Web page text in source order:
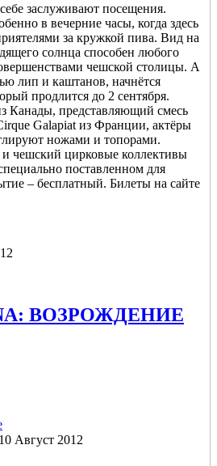
заслуживают посещения.
в вечерние часы, когда здесь
за кружкой пива. Вид на
солнца способен любого
чешской столицы. А
лип и каштанов, начнётся
продлится до 2 сентября.
Канады, представляющий смесь
Galapiat из Франции, актёры
ножами и топорами.
чешский цирковые коллективы
поставленном для
– бесплатный. Билеты на сайте
ВОЗРОЖДЕНИЕ
Август 2012